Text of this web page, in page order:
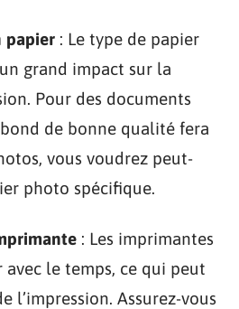
papier : Le type de papier
grand impact sur la
Pour des documents
de bonne qualité fera
vous voudrez peut-
photo spécifique.
: Les imprimantes
avec le temps, ce qui peut
l’impression. Assurez-vous